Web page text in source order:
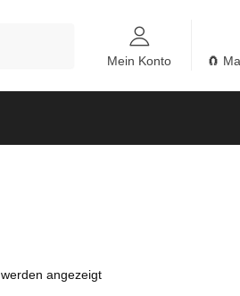
Mein Konto 🧲
angezeigt